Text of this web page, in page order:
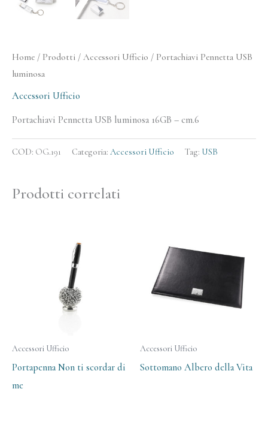
Home / Prodotti / Accessori Ufficio / Portachiavi Pennetta USB
luminosa
Accessori Ufficio
Portachiavi Pennetta USB luminosa 16GB – cm.6
COD: OG.191 Categoria: Accessori Ufficio Tag: USB
Prodotti correlati
Accessori Ufficio
Portapenna Non ti scordar di
me
Accessori Ufficio
Sottomano Albero della Vita